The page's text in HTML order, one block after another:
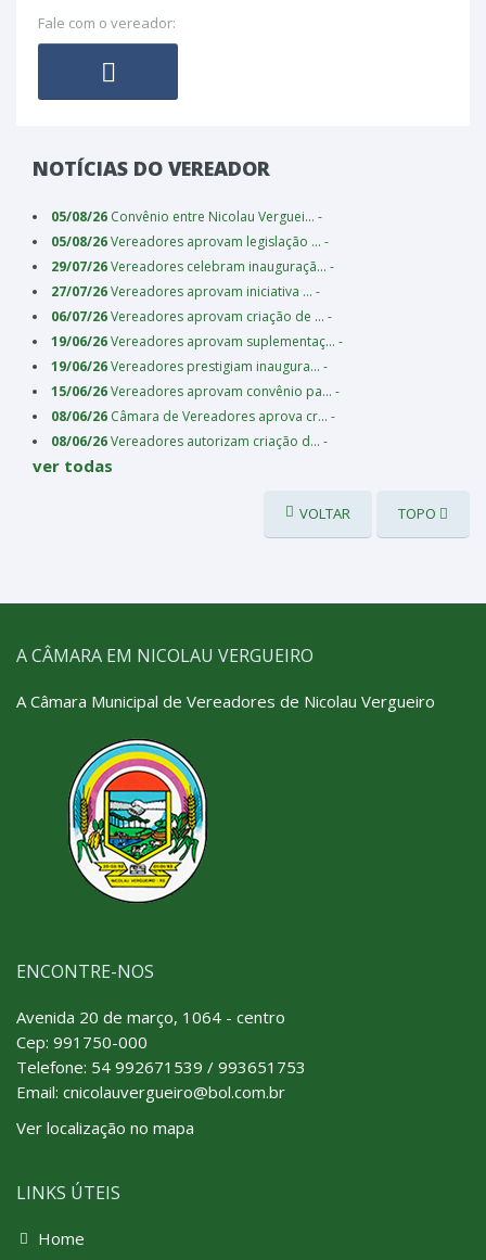
Fale com o vereador:
NOTÍCIAS DO VEREADOR
05/08/26 Convênio entre Nicolau Verguei... -
05/08/26Vereadores aprovam legislação ... -
29/07/26Vereadores celebram inauguraçã... -
27/07/26Vereadores aprovam iniciativa ... -
06/07/26Vereadores aprovam criação de ... -
19/06/26Vereadores aprovam suplementaç... -
19/06/26Vereadores prestigiam inaugura... -
15/06/26Vereadores aprovam convênio pa... -
08/06/26 Câmara de Vereadores aprova cr... -
08/06/26Vereadores autorizam criação d... -
ver todas
VOLTAR TOPO
A CÂMARA EM NICOLAU VERGUEIRO
A Câmara Municipal de Vereadores de Nicolau Vergueiro
ENCONTRE-NOS
Avenida 20 de março, 1064 - centro
Cep: 991750-000
Telefone: 54 992671539 / 993651753
Email: cnicolauvergueiro@bol.com.br
Ver localização no mapa
LINKS ÚTEIS
Home